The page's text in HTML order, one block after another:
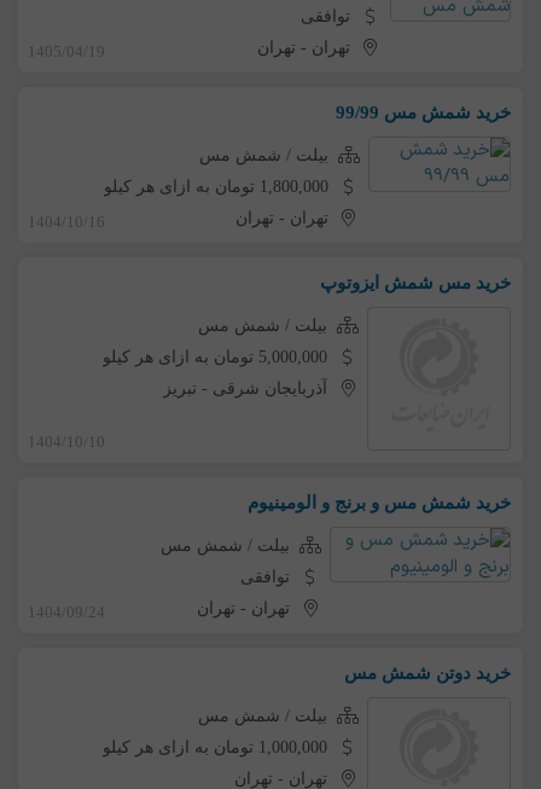
توافقی
تهران -تهران 1405/04/19
خرید شمش مس 99/99
بیلت / شمش مس
1,800,000 تومان به ازای هر کیلو
تهران -تهران 1404/10/16
خرید مس شمش ایزوتوپ
بیلت / شمش مس
5,000,000 تومان به ازای هر کیلو
آذربایجان شرقی - تبریز
1404/10/10
خرید شمش مس و برنج و الومینیوم
بیلت / شمش مس
توافقی
تهران - تهران 1404/09/24
خرید دوتن شمش مس
بیلت / شمش مس
1,000,000 تومان به ازای هر کیلو
تهران - تهران